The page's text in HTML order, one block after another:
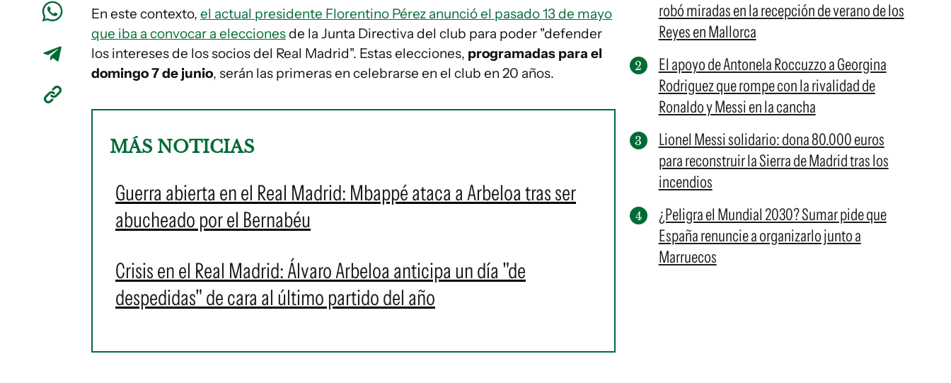
En este contexto, el actual presidente Florentino Pérez anunció el pasado 13 de mayo
que iba a convocar a eleccionesde la Junta Directiva del club para poder "defender
los intereses de los socios del Real Madrid". Estas elecciones, programadas para el
domingo 7 de junio, serán las primeras en celebrarse en el club en 20 años.
MÁS NOTICIAS
Guerra abierta en el Real Madrid: Mbappé ataca a Arbeloa tras ser
abucheado por el Bernabéu
Crisis en el Real Madrid: Álvaro Arbeloa anticipa un día "de
despedidas" de cara al último partido del año
robó miradas en la recepción de verano de los
Reyes en Mallorca
El apoyo de Antonela Roccuzzo a Georgina
Rodriguez que rompe con la rivalidad de
Ronaldo y Messi en la cancha
Lionel Messi solidario: dona 80.000 euros
para reconstruir la Sierra de Madrid tras los
incendios
¿Peligra el Mundial 2030? Sumar pide que
España renuncie a organizarlo junto a
Marruecos